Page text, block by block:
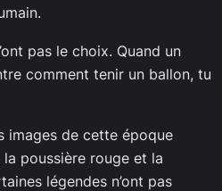
pas le choix. Quand un
comment tenir un ballon, tu
images de cette époque
poussière rouge et la
légendes n’ont pas